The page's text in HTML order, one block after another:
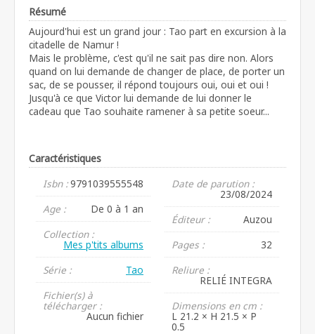
Résumé
Aujourd'hui est un grand jour : Tao part en excursion à la
citadelle de Namur !
Mais le problème, c'est qu'il ne sait pas dire non. Alors
quand on lui demande de changer de place, de porter un
sac, de se pousser, il répond toujours oui, oui et oui !
Jusqu'à ce que Victor lui demande de lui donner le
cadeau que Tao souhaite ramener à sa petite soeur...
Caractéristiques
Isbn :9791039555548
Age :
De 0 à 1 an
Collection :
Mes p'tits albums
Série :
Tao
Fichier(s) à
télécharger :
Aucun fichier
Date de parution :
23/08/2024
Éditeur :
Auzou
Pages :
32
Reliure :
RELIÉ INTEGRA
Dimensions en cm :
L 21.2 × H 21.5 × P
0.5